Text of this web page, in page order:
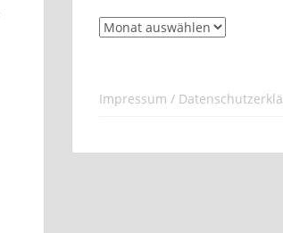
Archiv
Impressum /